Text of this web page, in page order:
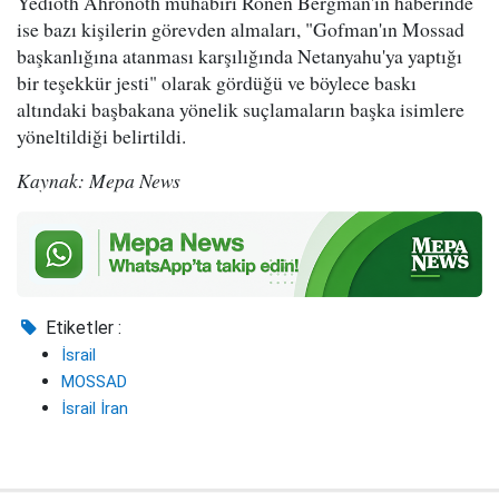
ise bazı kişilerin görevden almaları, "Gofman'ın Mossad
başkanlığına atanması karşılığında Netanyahu'ya yaptığı
bir teşekkür jesti" olarak gördüğü ve böylece baskı
altındaki başbakana yönelik suçlamaların başka isimlere
yöneltildiği belirtildi.
Kaynak: Mepa News
Etiketler :
İsrail
MOSSAD
İsrail İran